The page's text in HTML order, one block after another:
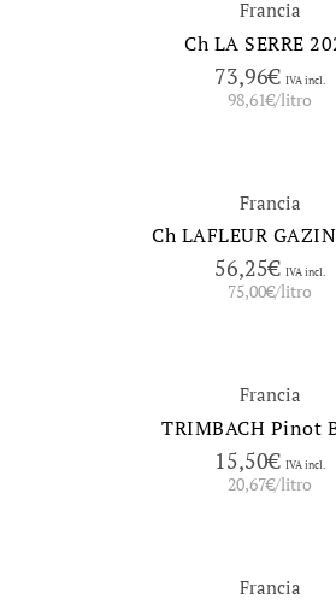
Francia
Ch LA SERRE
73,96€ IVA incl.
98,61€/litro
Francia
Ch LAFLEUR
56,25€ IVA incl.
75,00€/litro
Francia
TRIMBACH Pinot
15,50€ IVA incl.
20,67€/litro
Francia